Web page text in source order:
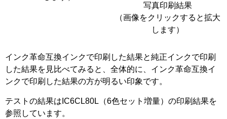
写真印刷結果
（画像をクリックすると拡大
します）
インク革命互換インクで印刷した結果と純正インクで印刷
した結果を見比べてみると、全体的に、インク革命互換イ
ンクで印刷した結果の方が明るい印象です。
テストの結果はIC6CL80L（6色セット増量）の印刷結果を
参照しています。